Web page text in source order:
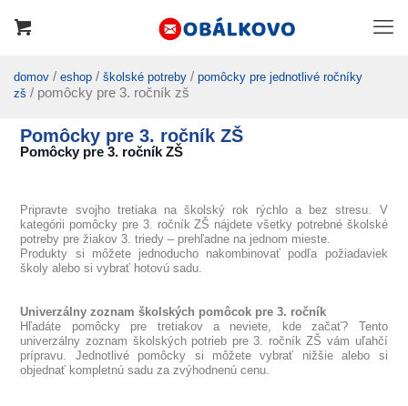
domov / eshop / školské potreby / pomôcky pre jednotlivé ročníky
zš / pomôcky pre 3. ročník zš
Pomôcky pre 3. ročník ZŠ
Pomôcky pre 3. ročník ZŠ
Pripravte svojho tretiaka na školský rok rýchlo a bez stresu. V
kategórii pomôcky pre 3. ročník ZŠ nájdete všetky potrebné školské
potreby pre žiakov 3. triedy – prehľadne na jednom mieste.
Produkty si môžete jednoducho nakombinovať podľa požiadaviek
školy alebo si vybrať hotovú sadu.
Univerzálny zoznam školských pomôcok pre 3. ročník
Hľadáte pomôcky pre tretiakov a neviete, kde začať? Tento
univerzálny zoznam školských potrieb pre 3. ročník ZŠ vám uľahčí
prípravu. Jednotlivé pomôcky si môžete vybrať nižšie alebo si
objednať kompletnú sadu za zvýhodnenú cenu.